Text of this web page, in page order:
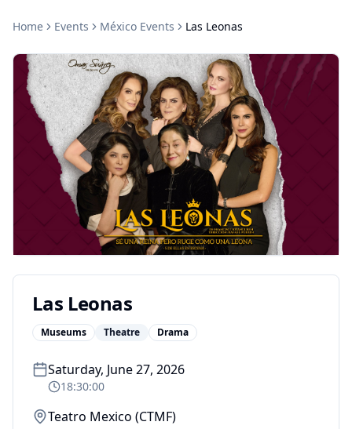
Home Events México Events Las Leonas
Las Leonas
Museums Theatre Drama
Saturday, June 27, 2026
18:30:00
Teatro Mexico (CTMF)